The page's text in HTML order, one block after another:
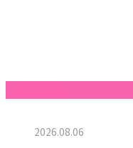
2026.08.06